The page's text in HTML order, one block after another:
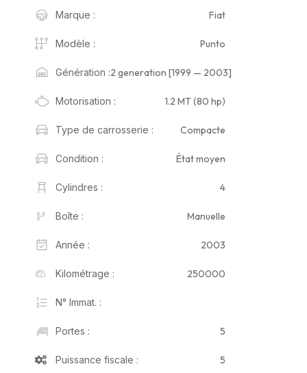
Marque : Fiat
Modèle : Punto
Génération :2 generation [1999 — 2003]
Motorisation : 1.2 MT (80 hp)
Type de carrosserie : Compacte
Condition : État moyen
Cylindres : 4
Boîte : Manuelle
Année : 2003
Kilométrage : 250000
N° Immat. :
Portes : 5
Puissance fiscale : 5